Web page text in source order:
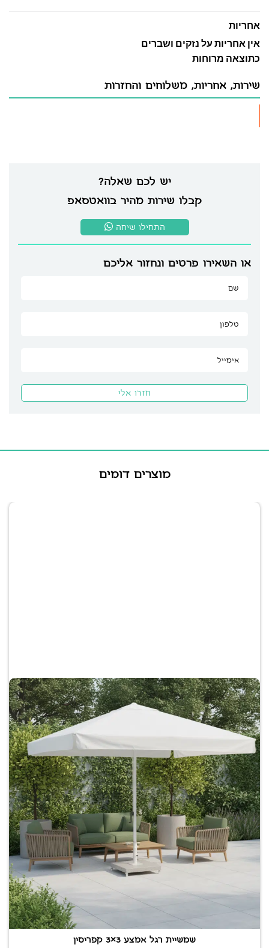
אחריות
אין אחריות על נזקים ושברים
כתוצאה מרוחות
יש לכם שאלה?
קבלו שירות מהיר בוואטסאפ
התחילו שיחה
או השאירו פרטים ונחזור אליכם
שירות, אחריות, משלוחים והחזרות
מוצרים דומים
שמשיית רגל אמצע 3×3 קפריסין